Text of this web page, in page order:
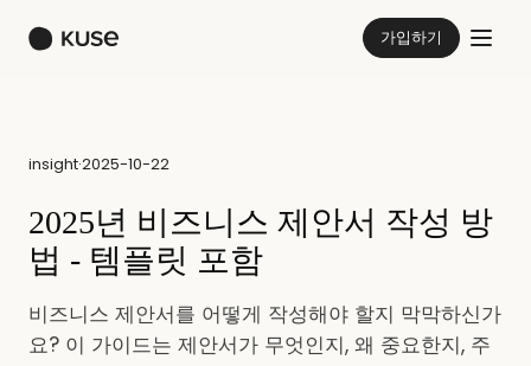
가입하기
insight·2025-10-22
2025년 비즈니스 제안서 작성 방
법 - 템플릿 포함
비즈니스 제안서를 어떻게 작성해야 할지 막막하신가
요? 이 가이드는 제안서가 무엇인지, 왜 중요한지, 주